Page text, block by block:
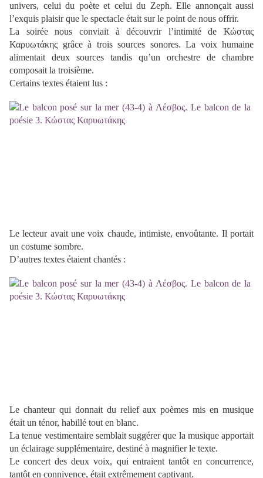
univers, celui du poète et celui du Zeph. Elle annonçait aussi
l’exquis plaisir que le spectacle était sur le point de nous offrir.
La soirée nous conviait à découvrir l’intimité de Κώστας
Καρυωτάκης grâce à trois sources sonores. La voix humaine
alimentait deux sources tandis qu’un orchestre de chambre
composait la troisième.
Certains textes étaient lus :
Le lecteur avait une voix chaude, intimiste, envoûtante. Il portait
un costume sombre.
D’autres textes étaient chantés :
Le chanteur qui donnait du relief aux poèmes mis en musique
était un ténor, habillé tout en blanc.
La tenue vestimentaire semblait suggérer que la musique apportait
un éclairage supplémentaire, destiné à magnifier le texte.
Le concert des deux voix, qui entraient tantôt en concurrence,
tantôt en connivence, était extrêmement captivant.